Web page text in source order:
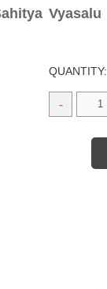
Vyasalu
QUANTITY:
-